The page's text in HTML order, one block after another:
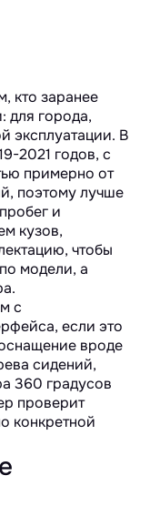
кто заранее
для города,
эксплуатации. В
2021 годов, с
примерно от
поэтому лучше
и
кузов,
чтобы
модели, а
с
если это
вроде
сидений,
360 градусов
проверит
конкретной